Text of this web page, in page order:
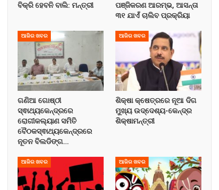
ବିକ୍ରି ହେବନି ବାଲି: ମନ୍ତ୍ରୀ
ପଞ୍ଜିକରଣ ଆରମ୍ଭ, ଆସନ୍ତା
୩୧ ଯାଏଁ ଚାଲିବ ପ୍ରକ୍ରିୟା
ଆଜିର ଖବର
ଗଣିଆ ଗୋଷ୍ଠୀ
ସ୍ଵାଥ୍ୟକେନ୍ଦ୍ରରେ
ରୋଗୀକଲ୍ୟାଣ ସମିତି
ବୈଠକସ୍ଵାଥ୍ୟକେନ୍ଦ୍ରରେ
ନୂତନ ବିଲଡିଙ୍ଗ…
ଆଜିର ଖବର
ଶିକ୍ଷା କ୍ଷେତ୍ରରେ ନୂଆ ଦିଗ
ମୁଖ୍ୟ ଉଦ୍ଦେଶ୍ୟ-କେନ୍ଦ୍ର
ଶିକ୍ଷାମନ୍ତ୍ରୀ
ଆଜିର ଖବର ଆଜିର ଖବର